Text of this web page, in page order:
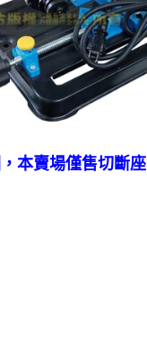
， 本賣場僅售切斷